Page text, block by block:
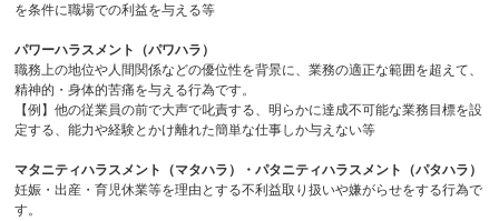
を条件に職場での利益を与える等
パワーハラスメント（パワハラ）
職務上の地位や人間関係などの優位性を背景に、業務の適正な範囲を超えて、
精神的・身体的苦痛を与える行為です。
【例】他の従業員の前で大声で叱責する、明らかに達成不可能な業務目標を設
定する、能力や経験とかけ離れた簡単な仕事しか与えない等
マタニティハラスメント（マタハラ）・パタニティハラスメント（パタハラ）
妊娠・出産・育児休業等を理由とする不利益取り扱いや嫌がらせをする行為で
す。